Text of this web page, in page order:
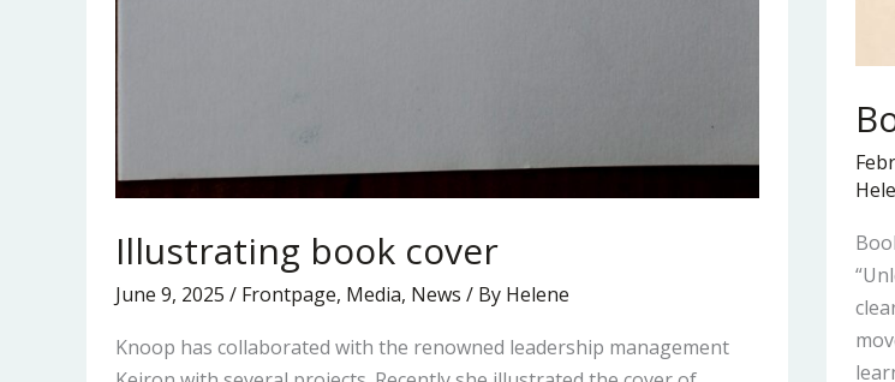
Illustrating book cover
June 9, 2025 / Frontpage, Media, News / By Helene
Knoop has collaborated with the renowned leadership management